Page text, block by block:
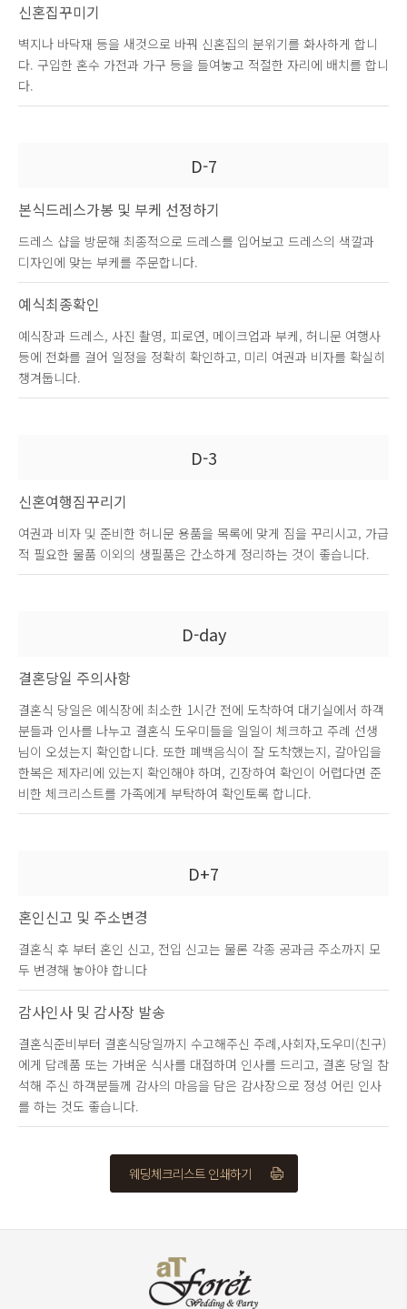
신혼집꾸미기
벽지나 바닥재 등을 새것으로 바꿔 신혼집의 분위기를 화사하게 합니
다. 구입한 혼수 가전과 가구 등을 들여놓고 적절한 자리에 배치를 합니
다.
D-7
본식드레스가봉 및 부케 선정하기
드레스 샵을 방문해 최종적으로 드레스를 입어보고 드레스의 색깔과
디자인에 맞는 부케를 주문합니다.
예식최종확인
예식장과 드레스, 사진 촬영, 피로연, 메이크업과 부케, 허니문 여행사
등에 전화를 걸어 일정을 정확히 확인하고, 미리 여권과 비자를 확실히
챙겨둡니다.
D-3
신혼여행짐꾸리기
여권과 비자 및 준비한 허니문 용품을 목록에 맞게 짐을 꾸리시고, 가급
적 필요한 물품 이외의 생필품은 간소하게 정리하는 것이 좋습니다.
D-day
결혼당일 주의사항
결혼식 당일은 예식장에 최소한 1시간 전에 도착하여 대기실에서 하객
분들과 인사를 나누고 결혼식 도우미들을 일일이 체크하고 주례 선생
님이 오셨는지 확인합니다. 또한 폐백음식이 잘 도착했는지, 갈아입을
한복은 제자리에 있는지 확인해야 하며, 긴장하여 확인이 어렵다면 준
비한 체크리스트를 가족에게 부탁하여 확인토록 합니다.
D+7
혼인신고 및 주소변경
결혼식 후 부터 혼인 신고, 전입 신고는 물론 각종 공과금 주소까지 모
두 변경해 놓아야 합니다
감사인사 및 감사장 발송
결혼식준비부터 결혼식당일까지 수고해주신 주례,사회자,도우미(친구)
에게 답례품 또는 가벼운 식사를 대접하며 인사를 드리고, 결혼 당일 참
석해 주신 하객분들께 감사의 마음을 담은 감사장으로 정성 어린 인사
를 하는 것도 좋습니다.
웨딩체크리스트 인쇄하기